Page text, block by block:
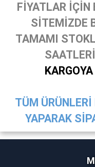
FİYATLAR
SİTEMİZDE
TAMAMI
KARGOYA
TÜM
YAPARAK